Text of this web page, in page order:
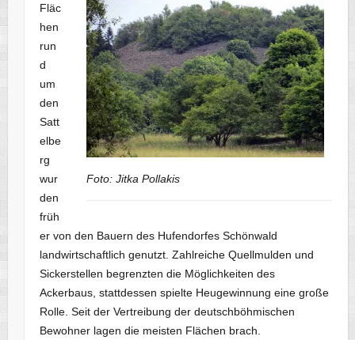
Foto: Jitka Pollakis
Fläc
hen
run
d
um
den
Satt
elbe
rg
wur
den
früh
er von den Bauern des Hufendorfes Schönwald
landwirtschaftlich genutzt. Zahlreiche Quellmulden und
Sickerstellen begrenzten die Möglichkeiten des
Ackerbaus, stattdessen spielte Heugewinnung eine große
Rolle. Seit der Vertreibung der deutschböhmischen
Bewohner lagen die meisten Flächen brach.